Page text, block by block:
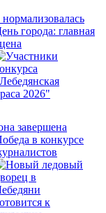
города: главная
завершена
в конкурсе